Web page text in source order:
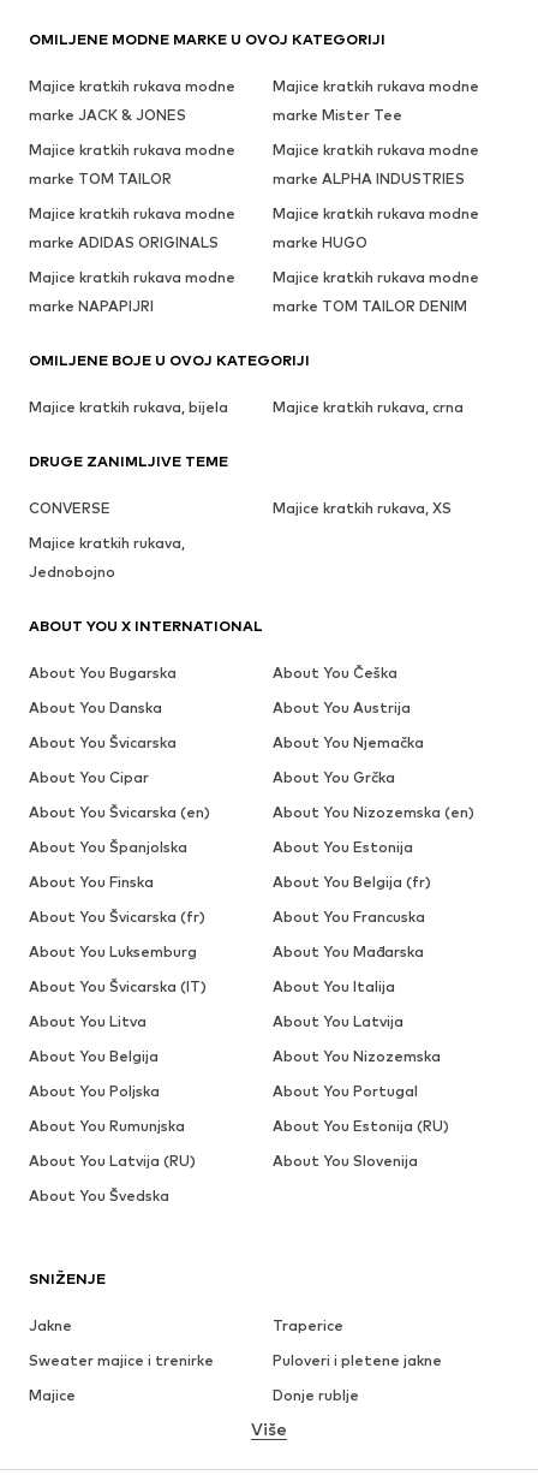
SNIŽENJE
Jakne
Traperice
Sweater majice i trenirke
Puloveri i pletene jakne
Majice
Donje rublje
Košulje
Kaputi
Odijela i sakoi
Više
OMILJENE MODNE MARKE U OVOJ KATEGORIJI
Majice kratkih rukava modne
marke JACK & JONES
Majice kratkih rukava modne
marke Mister Tee
Majice kratkih rukava modne
marke TOM TAILOR
Majice kratkih rukava modne
marke ALPHA INDUSTRIES
Majice kratkih rukava modne
marke ADIDAS ORIGINALS
Majice kratkih rukava modne
marke HUGO
Majice kratkih rukava modne
marke NAPAPIJRI
Majice kratkih rukava modne
marke TOM TAILOR DENIM
OMILJENE BOJE U OVOJ KATEGORIJI
Majice kratkih rukava, bijela Majice kratkih rukava, crna
DRUGE ZANIMLJIVE TEME
CONVERSE
Majice kratkih rukava, XS
Majice kratkih rukava,
Jednobojno
ABOUT YOU X INTERNATIONAL
About You Bugarska
About You Češka
About You Danska
About You Austrija
About You Švicarska
About You Njemačka
About You Cipar
About You Grčka
About You Švicarska (en)
About You Nizozemska (en)
About You Španjolska
About You Estonija
About You Finska
About You Belgija (fr)
About You Švicarska (fr)
About You Francuska
About You Luksemburg
About You Mađarska
About You Švicarska (IT)
About You Italija
About You Litva
About You Latvija
About You Belgija
About You Nizozemska
About You Poljska
About You Portugal
About You Rumunjska
About You Estonija (RU)
About You Latvija (RU)
About You Slovenija
About You Švedska